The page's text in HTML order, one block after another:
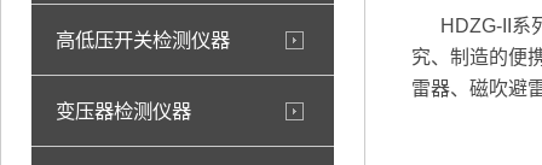
高低压开关检测仪器
变压器检测仪器
HDZG-II系列
究、制造的便
雷器、磁吹避